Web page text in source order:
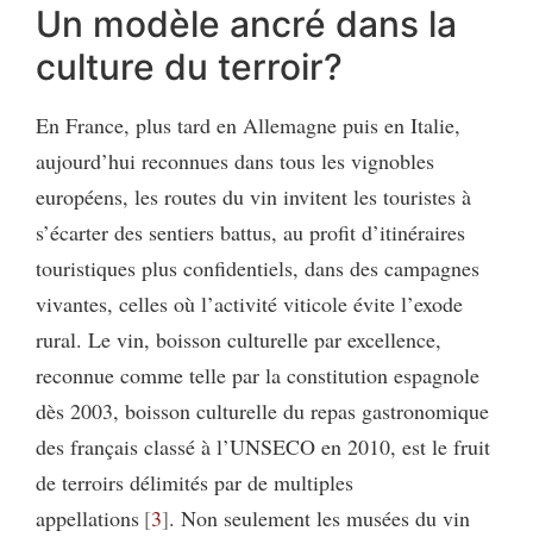
Un modèle ancré dans la
culture du terroir?
En France, plus tard en Allemagne puis en Italie,
aujourd’hui reconnues dans tous les vignobles
européens, les routes du vin invitent les touristes à
s’écarter des sentiers battus, au profit d’itinéraires
touristiques plus confidentiels, dans des campagnes
vivantes, celles où l’activité viticole évite l’exode
rural. Le vin, boisson culturelle par excellence,
reconnue comme telle par la constitution espagnole
dès 2003, boisson culturelle du repas gastronomique
des français classé à l’UNSECO en 2010, est le fruit
de terroirs délimités par de multiples
appellations 3 . Non seulement les musées du vin